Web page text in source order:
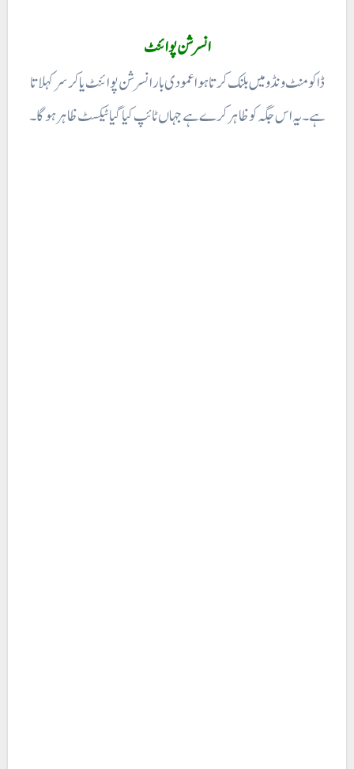
انسرشن پوائنٹ
ڈاکومنٹ ونڈو میں بلنک کرتا ہوا عمودی بار انسرشن پوائنٹ یا کر سر کہلاتا
ہے۔ یہ اس جگہ کو ظاہر کرے ہے جہاں ٹائپ کیا گیا ٹیکسٹ ظاہر ہوگا۔